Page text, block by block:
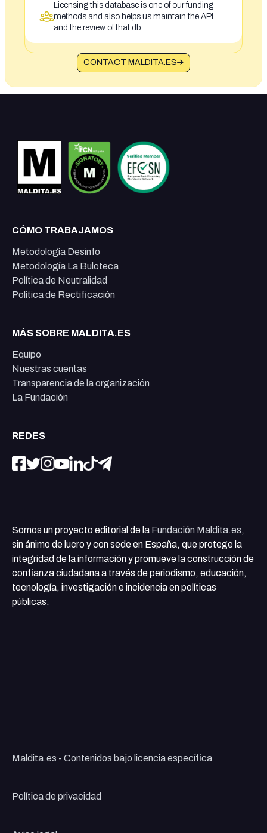
Licensing this database is one of our funding
methods and also helps us maintain the API
and the review of that db.
CONTACT MALDITA.ES
CÓMO TRABAJAMOS
Metodología Desinfo
Metodología La Buloteca
Política de Neutralidad
Política de Rectificación
MÁS SOBRE MALDITA.ES
Equipo
Nuestras cuentas
Transparencia de la organización
La Fundación
REDES
Somos un proyecto editorial de la Fundación Maldita.es,
sin ánimo de lucro y con sede en España, que protege la
integridad de la información y promueve la construcción de
confianza ciudadana a través de periodismo, educación,
tecnología, investigación e incidencia en políticas
públicas.
Maldita.es - Contenidos bajo licencia específica
Política de privacidad